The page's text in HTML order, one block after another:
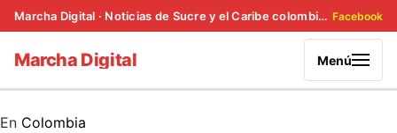
Marcha Digital · Noticias de Sucre y el Caribe colombiano Facebook
Marcha Digital Menú
En Colombia